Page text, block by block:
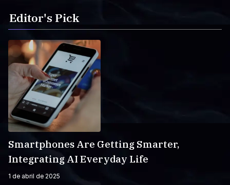
Editor's Pick
Smartphones Are Getting Smarter,
Integrating AI Everyday Life
1 de abril de 2025